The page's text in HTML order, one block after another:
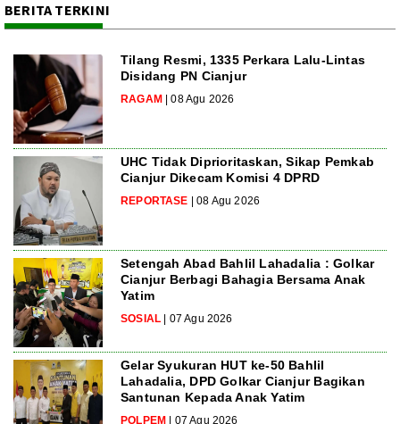
BERITA TERKINI
Tilang Resmi, 1335 Perkara Lalu-Lintas
Disidang PN Cianjur
RAGAM | 08 Agu 2026
UHC Tidak Diprioritaskan, Sikap Pemkab
Cianjur Dikecam Komisi 4 DPRD
REPORTASE | 08 Agu 2026
Setengah Abad Bahlil Lahadalia : Golkar
Cianjur Berbagi Bahagia Bersama Anak
Yatim
SOSIAL | 07 Agu 2026
Gelar Syukuran HUT ke-50 Bahlil
Lahadalia, DPD Golkar Cianjur Bagikan
Santunan Kepada Anak Yatim
POLPEM | 07 Agu 2026